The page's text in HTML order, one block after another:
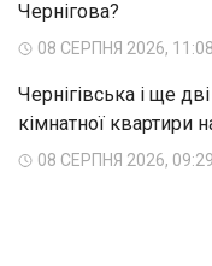
Чернігова?
08 СЕРПНЯ 2026, 11:08
Чернігівська і ще
кімнатної квартири
08 СЕРПНЯ 2026, 09:29